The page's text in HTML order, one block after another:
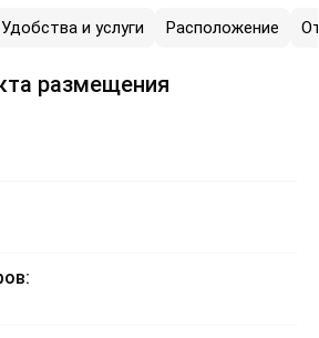
Удобства и услуги Расположение
размещения